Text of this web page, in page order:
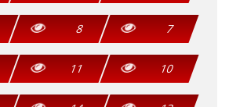
7
8
10
11